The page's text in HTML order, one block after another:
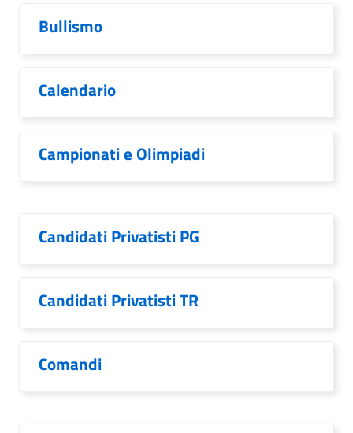
Bullismo
Calendario
Campionati e Olimpiadi
Candidati Privatisti PG
Candidati Privatisti TR
Comandi